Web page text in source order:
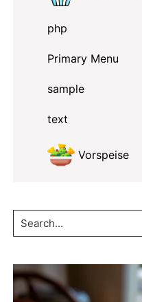
php
Primary Menu
sample
text
Vorspeise
Search...